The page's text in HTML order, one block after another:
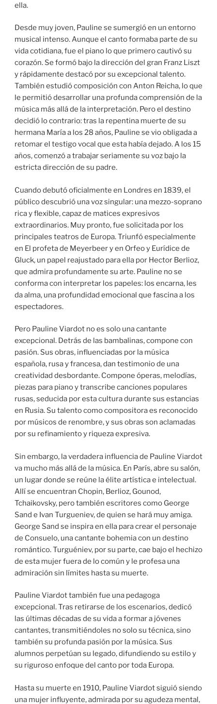
ella.
Desde muy joven, Pauline se sumergió en un entorno
musical intenso. Aunque el canto formaba parte de su
vida cotidiana, fue el piano lo que primero cautivó su
corazón. Se formó bajo la dirección del gran Franz Liszt
y rápidamente destacó por su excepcional talento.
También estudió composición con Anton Reicha, lo que
le permitió desarrollar una profunda comprensión de la
música más allá de la interpretación. Pero el destino
decidió lo contrario: tras la repentina muerte de su
hermana María a los 28 años, Pauline se vio obligada a
retomar el testigo vocal que esta había dejado. A los 15
años, comenzó a trabajar seriamente su voz bajo la
estricta dirección de su padre.
Cuando debutó oficialmente en Londres en 1839, el
público descubrió una voz singular: una mezzo-soprano
rica y flexible, capaz de matices expresivos
extraordinarios. Muy pronto, fue solicitada por los
principales teatros de Europa. Triunfó especialmente
en El profeta de Meyerbeer y en Orfeo y Eurídice de
Gluck, un papel reajustado para ella por Hector Berlioz,
que admira profundamente su arte. Pauline no se
conforma con interpretar los papeles: los encarna, les
da alma, una profundidad emocional que fascina a los
espectadores.
Pero Pauline Viardot no es solo una cantante
excepcional. Detrás de las bambalinas, compone con
pasión. Sus obras, influenciadas por la música
española, rusa y francesa, dan testimonio de una
creatividad desbordante. Compone óperas, melodías,
piezas para piano y transcribe canciones populares
rusas, seducida por esta cultura durante sus estancias
en Rusia. Su talento como compositora es reconocido
por músicos de renombre, y sus obras son aclamadas
por su refinamiento y riqueza expresiva.
Sin embargo, la verdadera influencia de Pauline Viardot
va mucho más allá de la música. En París, abre su salón,
un lugar donde se reúne la élite artística e intelectual.
Allí se encuentran Chopin, Berlioz, Gounod,
Tchaikovsky, pero también escritores como George
Sand e Ivan Turgueniev, de quien se hará muy amiga.
George Sand se inspira en ella para crear el personaje
de Consuelo, una cantante bohemia con un destino
romántico. Turguéniev, por su parte, cae bajo el hechizo
de esta mujer fuera de lo común y le profesa una
admiración sin límites hasta su muerte.
Pauline Viardot también fue una pedagoga
excepcional. Tras retirarse de los escenarios, dedicó
las últimas décadas de su vida a formar a jóvenes
cantantes, transmitiéndoles no solo su técnica, sino
también su profunda pasión por la música. Sus
alumnos perpetúan su legado, difundiendo su estilo y
su riguroso enfoque del canto por toda Europa.
Hasta su muerte en 1910, Pauline Viardot siguió siendo
una mujer influyente, admirada por su agudeza mental,